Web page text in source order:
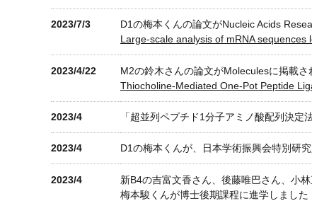
2023/7/3
D1の梅本くんの論文がNucleic Acids
Large-scale analysis of mRNA
2023/4/22
M2の鈴木さんの論文がMoleculesに掲載さ
Thiocholine-Mediated One-Pot Peptide
2023/4 「超並列ペプチド1分子アミノ酸配列決定
2023/4 D1の梅本くんが、日本学術振興会特別研
2023/4
新B4の吉富文香さん、後藤唯巴さん、小
梅本駿くんが博士後期課程に進学しました